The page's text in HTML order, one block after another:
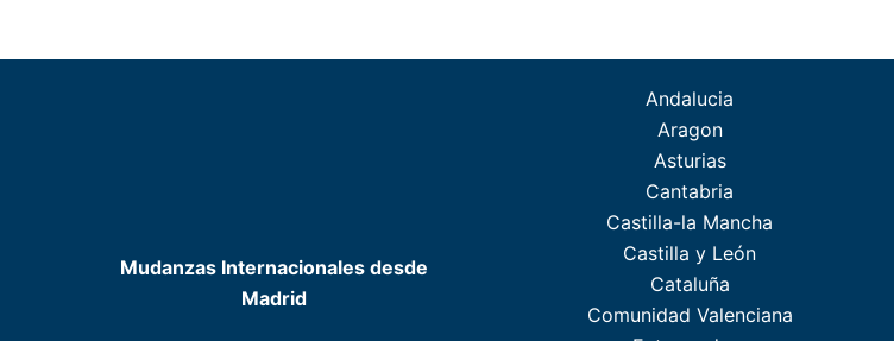
Mudanzas Internacionales desde
Madrid
Andalucia
Aragon
Asturias
Cantabria
Castilla-la Mancha
Castilla y León
Cataluña
Comunidad Valenciana